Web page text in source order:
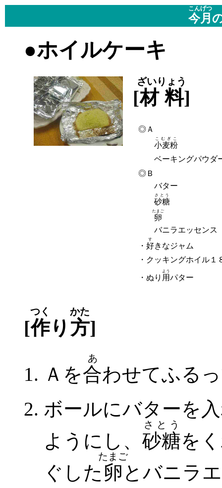
今月
こんげつ
●ホイルケーキ
[材料
ざいりょう
]
◎Ａ
小麦粉
こむぎこ
ベーキングパウダ
◎Ｂ
バター
砂糖
さとう
卵
たまご
バニラエッセンス
・ 好
す
きなジャム
・クッキングホイル１
・ぬり 用
よう
パター
[作
つく
り 方
かた
]
Ａを合
あ
わせてふる
ボールにバターを
ようにし、 砂糖
さとう
を
ぐした 卵
たまご
とバニラ